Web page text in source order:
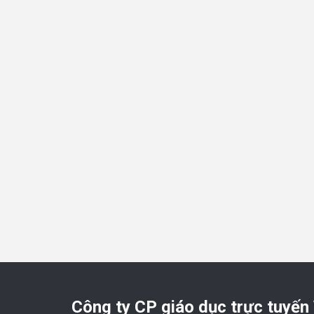
Công ty CP giáo dục trực tuyến